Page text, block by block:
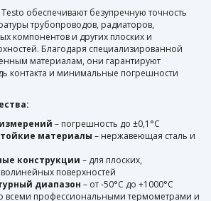
обеспечивают безупречную точность
трубопроводов, радиаторов,
компонентов и других плоских и
Благодаря специализированной
материалам, они гарантируют
контакта и минимальные погрешности
– погрешность до ±0,1°C
материалы – нержавеющая сталь и
конструкции – для плоских,
поверхностей
диапазон – от -50°C до +1000°C
всеми профессиональными термометрами и